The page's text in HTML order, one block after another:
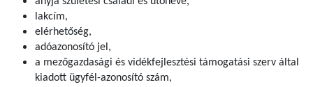
lakcím,
elérhetőség,
adóazonosító jel,
a mezőgazdasági és vidékfejlesztési támogatási szerv által
kiadott ügyfél-azonosító szám,